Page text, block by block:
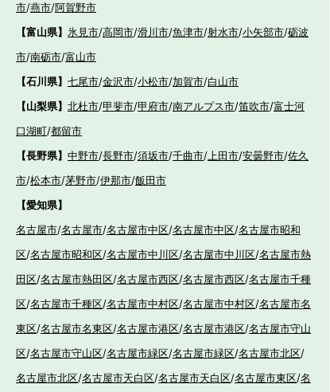
市/燕市/阿賀野市
【富山県】 氷見市/高岡市/滑川市/魚津市/射水市/小矢部市/砺波
市/南砺市/富山市
【石川県】 七尾市/金沢市/小松市/加賀市/白山市
【山梨県】 北杜市/甲斐市/甲府市/南アルプス市/笛吹市/富士河
口湖町/都留市
【長野県】 中野市/長野市/須坂市/千曲市/上田市/安曇野市/佐久
市/松本市/茅野市/伊那市/飯田市
【愛知県】
名古屋市/名古屋市/名古屋市中区/名古屋市中区/名古屋市昭和
区/名古屋市昭和区/名古屋市中川区/名古屋市中川区/名古屋市熱
田区/名古屋市熱田区/名古屋市西区/名古屋市西区/名古屋市千種
区/名古屋市千種区/名古屋市中村区/名古屋市中村区/名古屋市名
東区/名古屋市名東区/名古屋市港区/名古屋市港区/名古屋市守山
区/名古屋市守山区/名古屋市緑区/名古屋市緑区/名古屋市北区/
名古屋市北区/名古屋市天白区/名古屋市天白区/名古屋市東区/名